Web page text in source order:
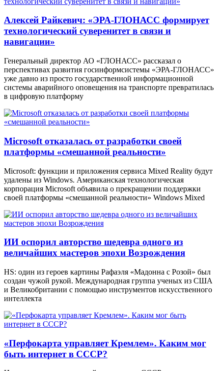
Алексей Райкевич: «ЭРА-ГЛОНАСС формирует
технологический суверенитет в связи и
навигации»
Генеральный директор АО «ГЛОНАСС» рассказал о
перспективах развития госинформсистемы «ЭРА-ГЛОНАСС»
уже давно из просто государственной информационной
системы аварийного оповещения на транспорте превратилась
в цифровую платформу
Microsoft отказалась от разработки своей
платформы «смешанной реальности»
Microsoft: функции и приложения сервиса Mixed Reality будут
удалены из Windows. Американская технологическая
корпорация Microsoft объявила о прекращении поддержки
своей платформы «смешанной реальности» Windows Mixed
ИИ оспорил авторство шедевра одного из
величайших мастеров эпохи Возрождения
HS: один из героев картины Рафаэля «Мадонна с Розой» был
создан чужой рукой. Международная группа ученых из США
и Великобритании с помощью инструментов искусственного
интеллекта
«Перфокарта управляет Кремлем». Каким мог
быть интернет в СССР?